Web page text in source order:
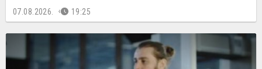
07.08.2026. 19:25